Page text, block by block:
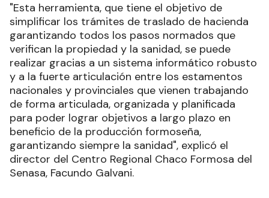
"Esta herramienta, que tiene el objetivo de
simplificar los trámites de traslado de hacienda
garantizando todos los pasos normados que
verifican la propiedad y la sanidad, se puede
realizar gracias a un sistema informático robusto
y a la fuerte articulación entre los estamentos
nacionales y provinciales que vienen trabajando
de forma articulada, organizada y planificada
para poder lograr objetivos a largo plazo en
beneficio de la producción formoseña,
garantizando siempre la sanidad", explicó el
director del Centro Regional Chaco Formosa del
Senasa, Facundo Galvani.